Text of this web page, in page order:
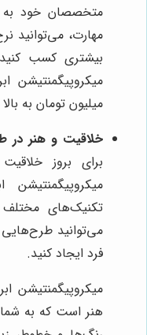
متخصصان خود به
مهارت، می‌توانید
بیشتری کسب
میلیون تومان به
خلاقیت و هنر در
برای بروز
تکنیک‌های مختلف
می‌توانید
فرد ایجاد کنید.
میکروپیگمنتیشن
هنر است که به شما